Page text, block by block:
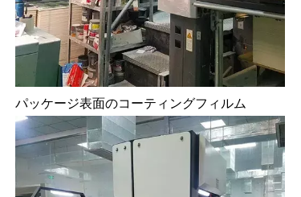
パッケージ表面のコーティングフィルム